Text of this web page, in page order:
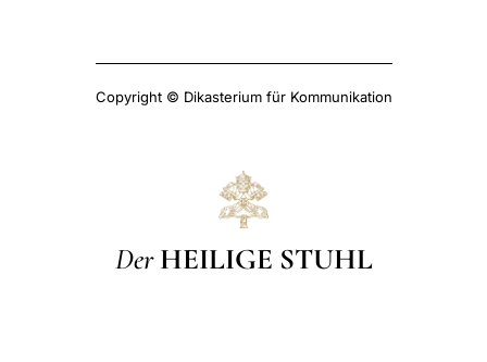
Copyright © Dikasterium für Kommunikation
Der HEILIGE STUHL